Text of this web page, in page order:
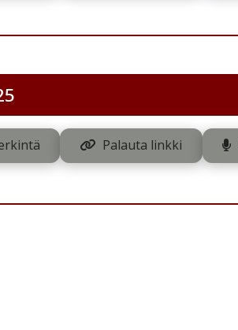
Palauta linkki